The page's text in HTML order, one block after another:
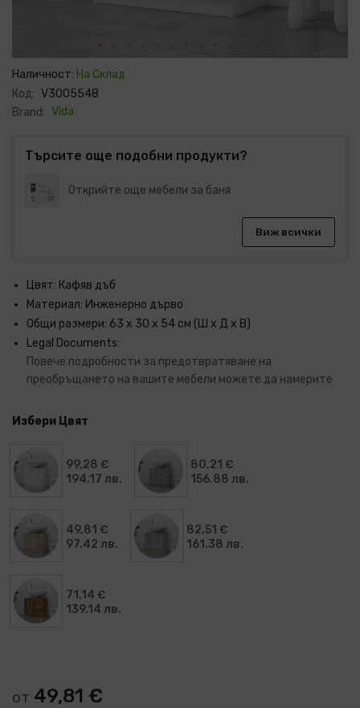
Преминете
към
на
галерия
със
Наличност: На Склад
Код: V3005548
Brand: Vida
Търсите още подобни продукти?
Открийте още мебели за баня
Виж всички
Цвят: Кафяв дъб
Материал: Инженерно дърво
Общи размери: 63 x 30 x 54 см (Ш x Д x В)
Legal Documents:
Повече подробности за предотвратяване на
преобръщането на вашите мебели можете да намерите
Избери Цвят
99,28 €
194.17 лв.
80,21 €
156.88 лв.
49,81 €
97.42 лв.
82,51 €
161.38 лв.
71,14 €
139.14 лв.
от 49,81 €